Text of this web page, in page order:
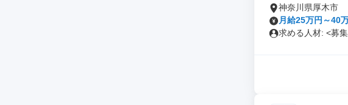
神奈川県厚木市
月給25万円～40
求める人材: <募